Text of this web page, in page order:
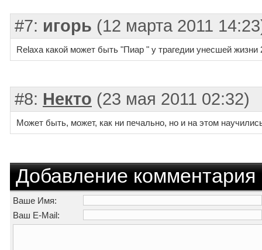
#7: игорь (12 марта 2011
Relaxa какой может быть "Пиар " у трагедии унесшей жизни
#8: Некто (23 мая 2011 02:32)
Может быть, может, как ни печально, но и на этом
Добавление комментария
Ваше Имя:
Ваш E-Mail: